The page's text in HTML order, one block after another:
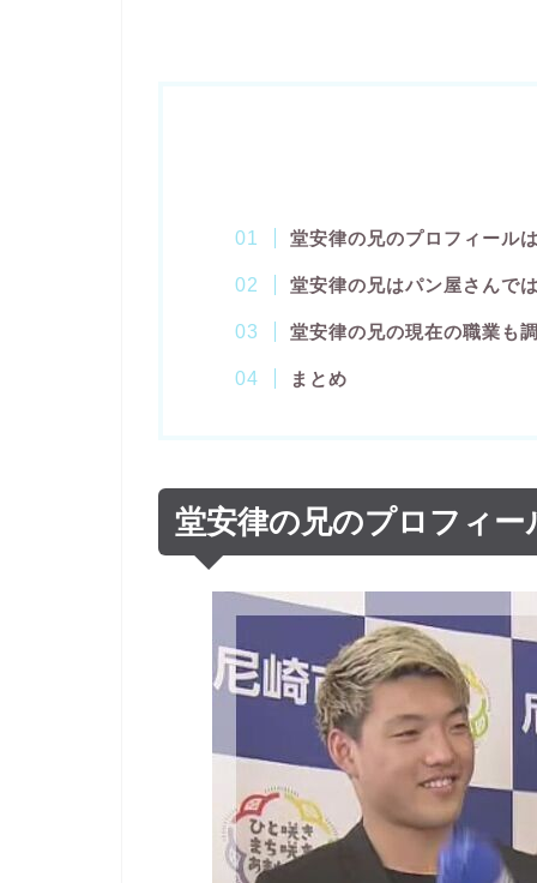
堂安律の兄のプロフィール
堂安律の兄はパン屋さんで
堂安律の兄の現在の職業も
まとめ
堂安律の兄のプロフィー